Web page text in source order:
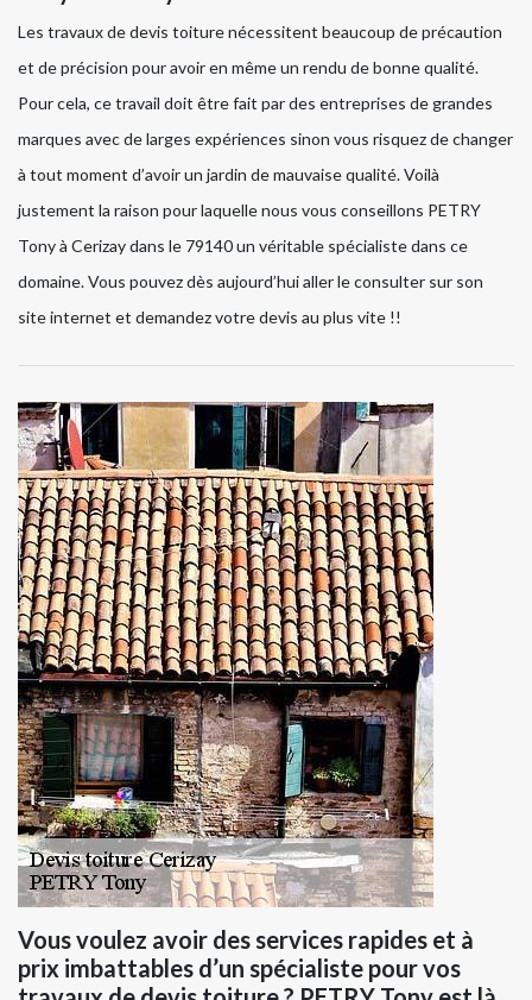
Les travaux de devis toiture nécessitent beaucoup de précaution
et de précision pour avoir en même un rendu de bonne qualité.
Pour cela, ce travail doit être fait par des entreprises de grandes
marques avec de larges expériences sinon vous risquez de changer
à tout moment d’avoir un jardin de mauvaise qualité. Voilà
justement la raison pour laquelle nous vous conseillons PETRY
Tony à Cerizay dans le 79140 un véritable spécialiste dans ce
domaine. Vous pouvez dès aujourd’hui aller le consulter sur son
site internet et demandez votre devis au plus vite !!
Vous voulez avoir des services rapides et à
prix imbattables d’un spécialiste pour vos